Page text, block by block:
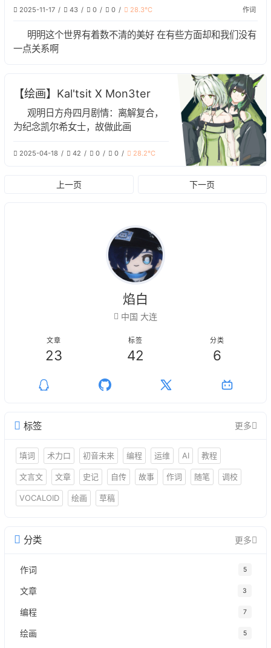
次涌上心头，终于放声痛哭，补全了这
2025-11-17 43 0 0 28.3℃ 作词
明明这个世界有着数不清的美好 在有些方面却和我们没有
一点关系啊
【绘画】Kal'tsit X Mon3ter
观明日方舟四月剧情：离解复合，
为纪念凯尔希女士，故做此画
2025-04-18 42 0 0 28.2℃
上一页 下一页
焰白
中国 大连
文章
23
标签
42
分类
6
标签 更多
填词 术力口 初音未来 编程 运维 AI 教程
文言文 文章 史记 自传 故事 作词 随笔 调校
VOCALOID 绘画 草稿
分类 更多
作词 5
文章 3
编程 7
绘画 5